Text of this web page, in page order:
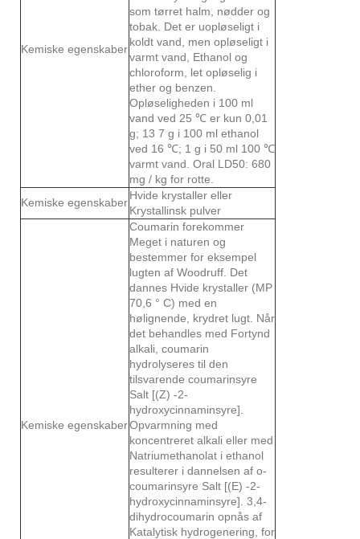
Kemiske egenskaber
som tørret halm, nødder og
tobak. Det er uopløseligt i
koldt vand, men opløseligt i
varmt vand, Ethanol og
chloroform, let opløselig i
ether og benzen.
Opløseligheden i 100 ml
vand ved 25 ℃ er kun 0,01
g; 13 7 g i 100 ml ethanol
ved 16 ℃; 1 g i 50 ml 100 ℃
varmt vand. Oral LD50: 680
mg / kg for rotte.
Kemiske egenskaber
Hvide krystaller eller
Krystallinsk pulver
Kemiske egenskaber
Coumarin forekommer
Meget i naturen og
bestemmer for eksempel
lugten af ​​Woodruff. Det
dannes Hvide krystaller (MP
70,6 ° C) med en
hølignende, krydret lugt. Når
det behandles med Fortynd
alkali, coumarin
hydrolyseres til den
tilsvarende coumarinsyre
Salt [(Z) -2-
hydroxycinnaminsyre].
Opvarmning med
koncentreret alkali eller med
Natriumethanolat i ethanol
resulterer i dannelsen af ​​o-
coumarinsyre Salt [(E) -2-
hydroxycinnaminsyre]. 3,4-
dihydrocoumarin opnås af
Katalytisk hydrogenering, for